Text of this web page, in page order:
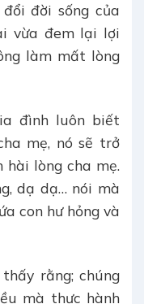
đời sống của
vừa đem lại lợi
làm mất lòng
đình luôn biết
mẹ, nó sẽ trở
hài lòng cha mẹ.
dạ dạ… nói mà
con hư hỏng và
rằng; chúng
mà thực hành